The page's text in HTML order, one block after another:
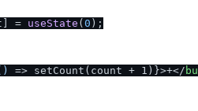
= useState ( 0 );
=> setCount(count + 1)}>+</